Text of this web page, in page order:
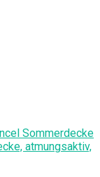
Sommerdecke
atmungsaktiv,